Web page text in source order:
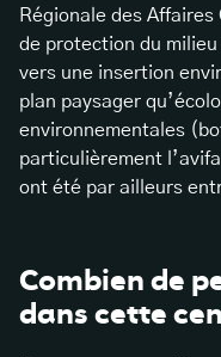
Régionale des
de protection du
vers une insertion
plan paysager
environnementales
particulièrement
ont été par ailleurs
Combien de
dans cette